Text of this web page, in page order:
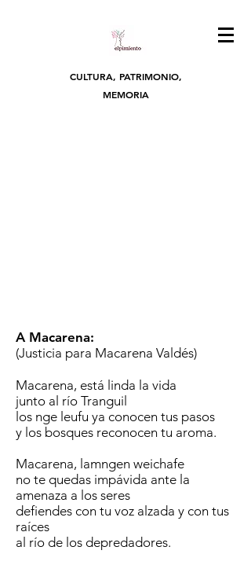
CULTURA, PATRIMONIO,
MEMORIA
A Macarena:
(Justicia para Macarena Valdés)
Macarena, está linda la vida
junto al río Tranguil
los nge leufu ya conocen tus pasos
y los bosques reconocen tu aroma.
Macarena, lamngen weichafe
no te quedas impávida ante la
amenaza a los seres
defiendes con tu voz alzada y con tus
raíces
al río de los depredadores.